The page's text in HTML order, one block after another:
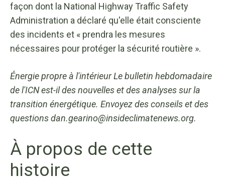
façon dont la National Highway Traffic Safety
Administration a déclaré qu'elle était consciente
des incidents et « prendra les mesures
nécessaires pour protéger la sécurité routière ».
Énergie propre à l'intérieurLe bulletin hebdomadaire
de l'ICN est-il des nouvelles et des analyses sur la
transition énergétique. Envoyez des conseils et des
questionsdan.gearino@insideclimatenews.org.
À propos de cette
histoire